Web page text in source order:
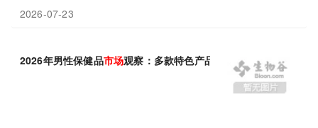
2026-07-23
2026年男性保健品市场观察：多款特色产品梳理.